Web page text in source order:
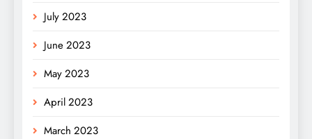
July 2023
June 2023
May 2023
April 2023
March 2023